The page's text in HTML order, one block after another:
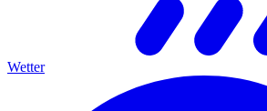
Wetter